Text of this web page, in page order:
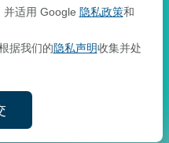
并适用 Google 隐私政策和
据我们的 隐私声明收集并处
您的联系信息